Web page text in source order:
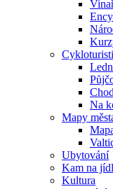
Na
Mapy
Ubytování
Kam na
Kultura